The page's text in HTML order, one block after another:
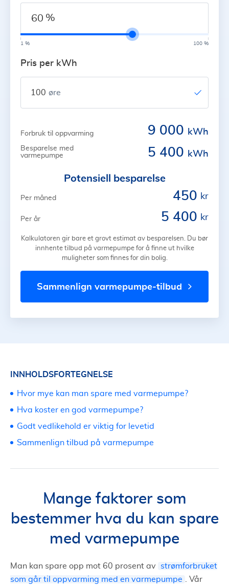
%
100 %
1 %
Pris per kWh
100 øre
Forbruk til oppvarming 9 000 kWh
Besparelse med
varmepumpe
5 400 kWh
Potensiell besparelse
Per måned 450 kr
Per år 5 400 kr
Kalkulatoren gir bare et grovt estimat av besparelsen. Du bør
innhente tilbud på varmepumpe for å finne ut hvilke
muligheter som finnes for din bolig.
sammenlign varmepumpe-tilbud
Mange faktorer som
bestemmer hva du kan spare
med varmepumpe
Man kan spare opp mot 60 prosent av
strømforbruket
som går til oppvarming med en varmepumpe
. Vår
INNHOLDSFORTEGNELSE
Hvor mye kan man spare med varmepumpe?
Hva koster en god varmepumpe?
Godt vedlikehold er viktig for levetid
Sammenlign tilbud på varmepumpe